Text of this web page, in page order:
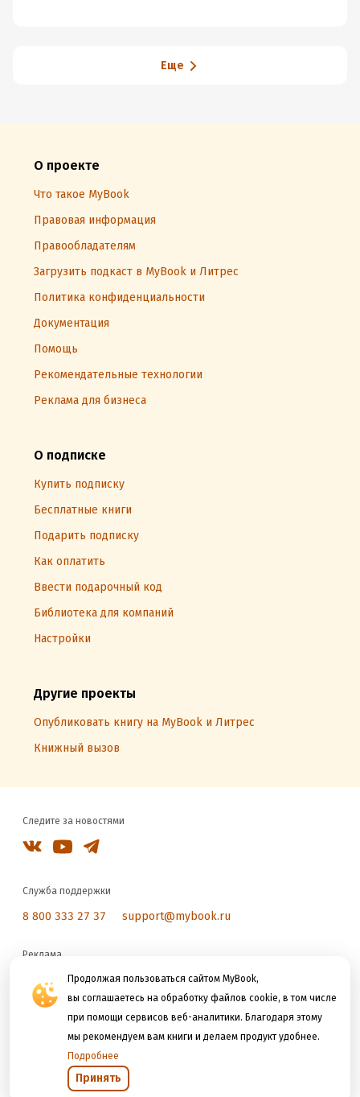
Продолжая пользоваться сайтом MyBook,
вы соглашаетесь на обработку файлов cookie, в том числе
при помощи сервисов веб-аналитики. Благодаря этому
мы рекомендуем вам книги и делаем продукт удобнее.
Подробнее
Принять
Еще
О проекте
Что такое MyBook
Правовая информация
Правообладателям
Загрузить подкаст в MyBook и Литрес
Политика конфиденциальности
Документация
Помощь
Рекомендательные технологии
Реклама для бизнеса
О подписке
Купить подписку
Бесплатные книги
Подарить подписку
Как оплатить
Ввести подарочный код
Библиотека для компаний
Настройки
Другие проекты
Опубликовать книгу на MyBook и Литрес
Книжный вызов
Следите за новостями
Служба поддержки
8 800 333 27 37 support@mybook.ru
Реклама
reklama@litres.ru
Мы принимаем к оплате
Открыть в приложении